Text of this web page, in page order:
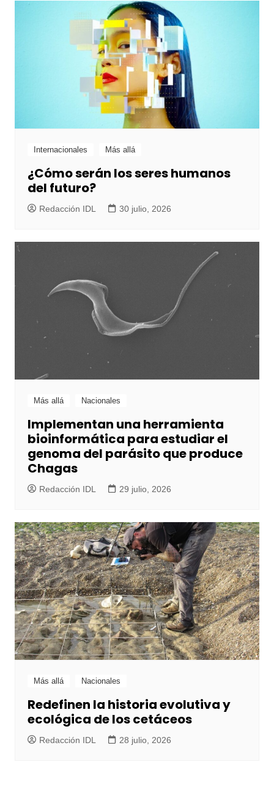
Internacionales Más allá
¿Cómo serán los seres humanos
del futuro?
Redacción IDL 30 julio, 2026
Más allá Nacionales
Implementan una herramienta
bioinformática para estudiar el
genoma del parásito que produce
Chagas
Redacción IDL 29 julio, 2026
Más allá Nacionales
Redefinen la historia evolutiva y
ecológica de los cetáceos
Redacción IDL 28 julio, 2026